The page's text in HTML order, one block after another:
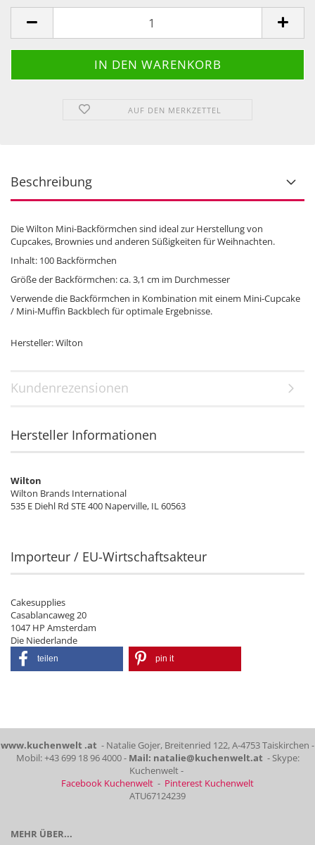
AUF DEN MERKZETTEL
Beschreibung
Die Wilton Mini-Backförmchen sind ideal zur Herstellung von
Cupcakes, Brownies und anderen Süßigkeiten für Weihnachten.
Inhalt: 100 Backförmchen
Größe der Backförmchen: ca. 3,1 cm im Durchmesser
Verwende die Backförmchen in Kombination mit einem Mini-Cupcake
/ Mini-Muffin Backblech für optimale Ergebnisse.
Hersteller: Wilton
Kundenrezensionen
Hersteller Informationen
Wilton
Wilton Brands International
535 E Diehl Rd STE 400 Naperville, IL 60563
Importeur / EU-Wirtschaftsakteur
Cakesupplies
Casablancaweg 20
1047 HP Amsterdam
Die Niederlande
teilen pin it
www.kuchenwelt .at - Natalie Gojer, Breitenried 122, A-4753 Taiskirchen -
Mobil: +43 699 18 96 4000 - Mail: natalie@kuchenwelt.at - Skype:
Kuchenwelt -
Facebook Kuchenwelt - Pinterest Kuchenwelt
ATU67124239
MEHR ÜBER...